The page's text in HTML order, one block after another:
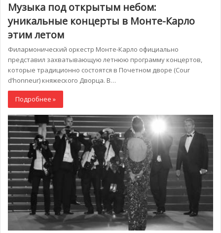
Музыка под открытым небом:
уникальные концерты в Монте-Карло
этим летом
Филармонический оркестр Монте-Карло официально
представил захватывающую летнюю программу концертов,
которые традиционно состоятся в Почетном дворе (Cour
d’honneur) княжеского Дворца. В…
Подробнее »